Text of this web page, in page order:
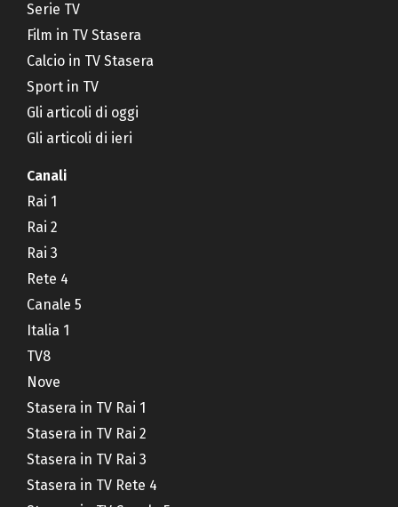
Serie TV
Film in TV Stasera
Calcio in TV Stasera
Sport in TV
Gli articoli di oggi
Gli articoli di ieri
Canali
Rai 1
Rai 2
Rai 3
Rete 4
Canale 5
Italia 1
TV8
Nove
Stasera in TV Rai 1
Stasera in TV Rai 2
Stasera in TV Rai 3
Stasera in TV Rete 4